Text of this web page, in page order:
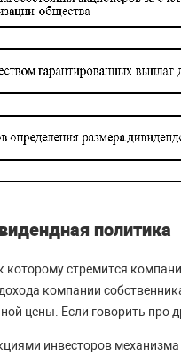
политика
которому стремится
компании
цены. Если говорить про
инвесторов